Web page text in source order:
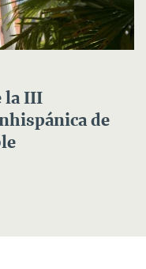
la III
de